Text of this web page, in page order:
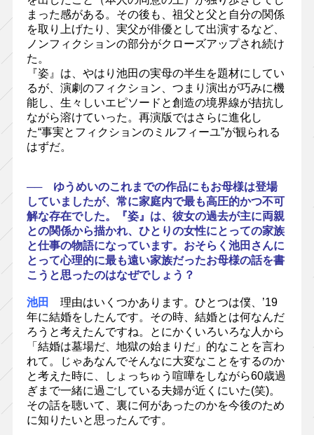
まった感がある。その後も、祖父と父と自分の関係
を取り上げたり、実父が俳優として出演するなど、
ノンフィクションの部分がクローズアップされ続け
た。
『姿』は、やはり池田の実母の半生を題材にしてい
るが、演劇のフィクション、つまり演出が巧みに機
能し、生々しいエピソードと創造の境界線が拮抗し
ながら溶けていった。再演版ではさらに進化し
た“事実とフィクションのミルフィーユ”が観られる
はずだ。
── ゆうめいのこれまでの作品にもお母様は登場
していましたが、常に家庭内で最も高圧的かつ不可
解な存在でした。『姿』は、彼女の過去が主に両親
との関係から描かれ、ひとりの女性にとっての家族
と仕事の物語になっています。おそらく池田さんに
とって心理的に最も遠い家族だったお母様の話を書
こうと思ったのはなぜでしょう？
池田
理由はいくつかあります。ひとつは僕、’19
年に結婚をしたんです。その時、結婚とは何なんだ
ろうと考えたんですね。とにかくいろいろな人から
「結婚は墓場だ、地獄の始まりだ」的なことを言わ
れて。じゃあなんでそんなに大変なことをするのか
と考えた時に、しょっちゅう喧嘩をしながら60歳過
ぎまで一緒に過ごしている夫婦が近くにいた(笑)。
その話を聴いて、裏に何があったのかを今後のため
に知りたいと思ったんです。